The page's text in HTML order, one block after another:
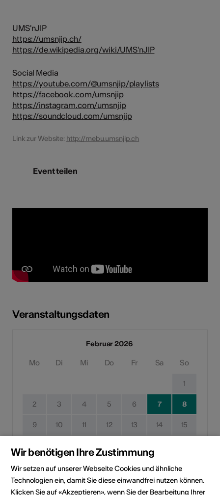
UMS'nJIP
https://umsnjip.ch/
https://de.wikipedia.org/wiki/UMS'nJIP
Social Media
https://youtube.com/@umsnjip/playlists
https://facebook.com/umsnjip
https://instagram.com/umsnjip
https://soundcloud.com/umsnjip
Link zur Website: http://mebu.umsnjip.ch
Event teilen
Veranstaltungsdaten
Februar 2026
Mo Di Mi Do Fr Sa So
1
2 3 4 5 6 7 8
9 10 11 12 13 14 15
23 24 25 26 27 28
Durchführungsdatum
Wir benötigen Ihre Zustimmung
Wir setzen auf unserer Webseite Cookies und ähnliche
Technologien ein, damit Sie diese einwandfrei nutzen können.
Klicken Sie auf «Akzeptieren», wenn Sie der Bearbeitung Ihrer